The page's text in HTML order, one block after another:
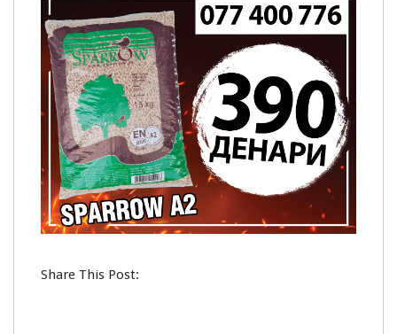
Share This Post: